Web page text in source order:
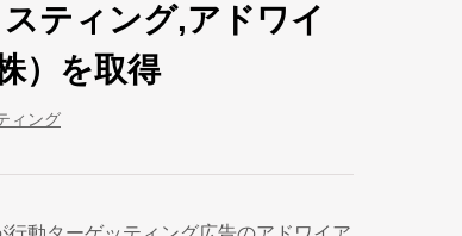
ティング,アドワイ
）を取得
ィング